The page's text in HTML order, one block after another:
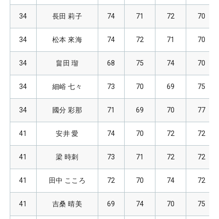
34 長田 莉子 74 71 72 70
34 松本 來海 74 72 71 70
34 畠田 瑠 68 75 74 70
34 細峪 七々 73 70 69 75
34 國分 彩那 71 69 70 77
41 安井 愛 74 70 72 72
41 梁 時刺 73 71 72 72
41 田中 こころ 72 70 74 72
41 吉桑 晴美 69 74 70 75